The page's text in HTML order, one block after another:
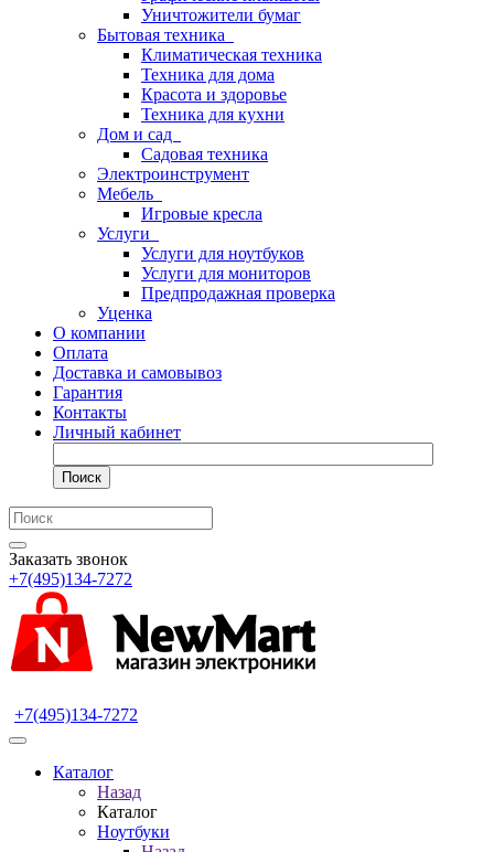
Уничтожители бумаг
Бытовая техника
Климатическая техника
Техника для дома
Красота и здоровье
Техника для кухни
Дом и сад
Садовая техника
Электроинструмент
Мебель
Игровые кресла
Услуги
Услуги для ноутбуков
Услуги для мониторов
Предпродажная проверка
Уценка
О компании
Оплата
Доставка и самовывоз
Гарантия
Контакты
Личный кабинет
Поиск
Заказать звонок
+7(495)134-7272
+7(495)134-7272
Каталог
Назад
Каталог
Ноутбуки